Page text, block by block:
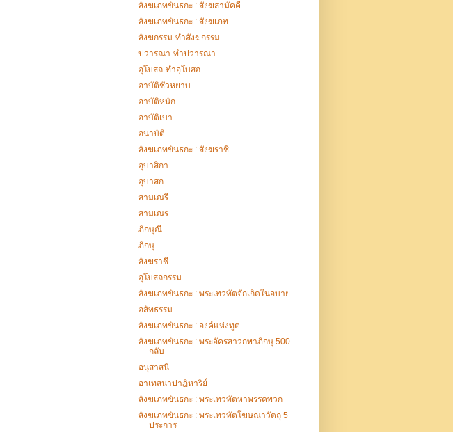
สังฆเภทขันธกะ : สังฆสามัคคี
สังฆเภทขันธกะ : สังฆเภท
สังฆกรรม-ทำสังฆกรรม
ปวารณา-ทำปวารณา
อุโบสถ-ทำอุโบสถ
อาบัติชั่วหยาบ
อาบัติหนัก
อาบัติเบา
อนาบัติ
สังฆเภทขันธกะ : สังฆราชี
อุบาสิกา
อุบาสก
สามเณรี
สามเณร
ภิกษุณี
ภิกษุ
สังฆราชี
อุโบสถกรรม
สังฆเภทขันธกะ : พระเทวทัตจักเกิดในอบาย
อสัทธรรม
สังฆเภทขันธกะ : องค์แห่งทูต
สังฆเภทขันธกะ : พระอัครสาวกพาภิกษุ 500
กลับ
อนุสาสนี
อาเทสนาปาฏิหาริย์
สังฆเภทขันธกะ : พระเทวทัตหาพรรคพวก
สังฆเภทขันธกะ : พระเทวทัตโฆษณาวัตถุ 5
ประการ